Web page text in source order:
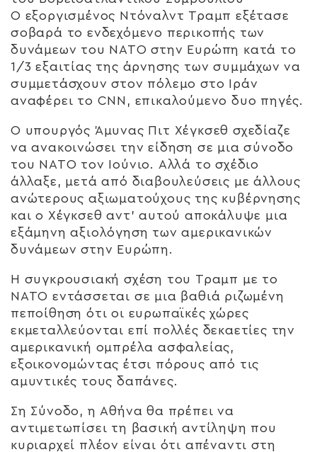
Ο εξοργισμένος Ντόναλντ Τραμπ εξέτασε
σοβαρά το ενδεχόμενο περικοπής των
δυνάμεων του ΝΑΤΟ στην Ευρώπη κατά το
1/3 εξαιτίας της άρνησης των συμμάχων να
συμμετάσχουν στον πόλεμο στο Ιράν
αναφέρει το CNN, επικαλούμενο δυο πηγές.
Ο υπουργός Άμυνας Πιτ Χέγκσεθ σχεδίαζε
να ανακοινώσει την είδηση σε μια σύνοδο
του ΝΑΤΟ τον Ιούνιο. Αλλά το σχέδιο
άλλαξε, μετά από διαβουλεύσεις με άλλους
ανώτερους αξιωματούχους της κυβέρνησης
και ο Χέγκσεθ αντ’ αυτού αποκάλυψε μια
εξάμηνη αξιολόγηση των αμερικανικών
δυνάμεων στην Ευρώπη.
Η συγκρουσιακή σχέση του Τραμπ με το
ΝΑΤΟ εντάσσεται σε μια βαθιά ριζωμένη
πεποίθηση ότι οι ευρωπαϊκές χώρες
εκμεταλλεύονται επί πολλές δεκαετίες την
αμερικανική ομπρέλα ασφαλείας,
εξοικονομώντας έτσι πόρους από τις
αμυντικές τους δαπάνες.
Ση Σύνοδο, η Αθήνα θα πρέπει να
αντιμετωπίσει τη βασική αντίληψη που
κυριαρχεί πλέον είναι ότι απέναντι στη